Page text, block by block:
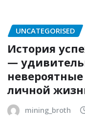
UNCATEGORISED
История
—
личной
mining_broth